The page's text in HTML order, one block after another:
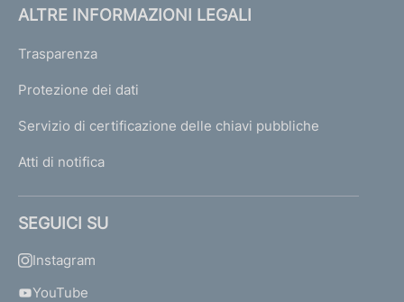
ALTRE INFORMAZIONI LEGALI
Trasparenza
Protezione dei dati
Servizio di certificazione delle chiavi pubbliche
Atti di notifica
SEGUICI SU
Instagram
YouTube